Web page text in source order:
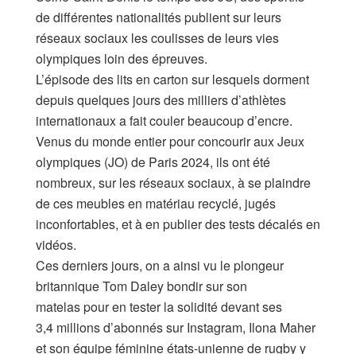
de différentes nationalités publient sur leurs
réseaux sociaux les coulisses de leurs vies
olympiques loin des épreuves.
L’épisode des lits en carton sur lesquels dorment
depuis quelques jours des milliers d’athlètes
internationaux a fait couler beaucoup d’encre.
Venus du monde entier pour concourir aux Jeux
olympiques (JO) de Paris 2024, ils ont été
nombreux, sur les réseaux sociaux, à se plaindre
de ces meubles en matériau recyclé, jugés
inconfortables, et à en publier des tests décalés en
vidéos.
Ces derniers jours, on a ainsi vu le plongeur
britannique Tom Daley bondir sur son
matelas pour en tester la solidité devant ses
3,4 millions d’abonnés sur Instagram, Ilona Maher
et son équipe féminine états-unienne de rugby y